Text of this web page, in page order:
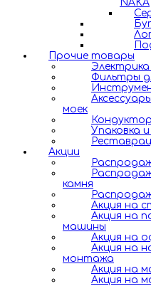
NAKA
Прочие товары
Электрика
Фильтры
моек
Упаковка и
Акции
камня
Акция на
Акция на
машины
Акция на
Акция на
монтажа
Акция на
Акция на